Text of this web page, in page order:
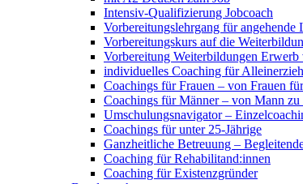
Intensiv-Qualifizierung Jobcoach
Vorbereitungslehrgang für
Vorbereitungskurs auf die
Vorbereitung Weiterbildungen
individuelles Coaching für
Coachings für Frauen – von Frauen
Coachings für Männer – von Mann zu
Umschulungsnavigator –
Coachings für unter 25-Jährige
Ganzheitliche Betreuung –
Coaching für Rehabilitand:innen
Coaching für Existenzgründer